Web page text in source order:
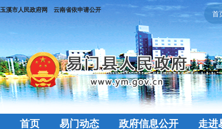
首
玉溪市人民政府网 云南省依申请公开
首页 易门动态 政府信息公开 走进